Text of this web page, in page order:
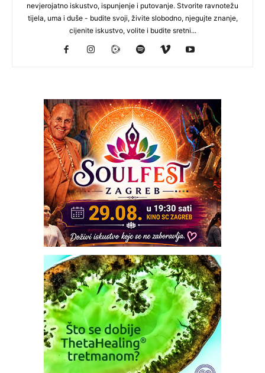
nevjerojatno iskustvo, ispunjenje i putovanje. Stvorite ravnotežu
tijela, uma i duše - budite svoji, živite slobodno, njegujte znanje,
cijenite iskustvo, volite i budite sretni...